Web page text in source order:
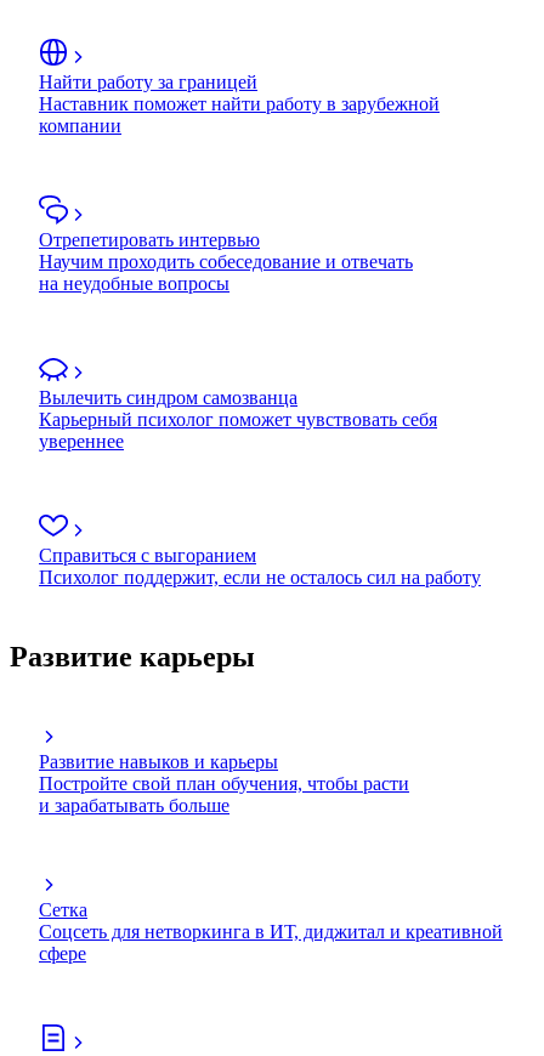
Найти работу за границей
Наставник поможет найти работу в зарубежной
компании
Отрепетировать интервью
Научим проходить собеседование и отвечать
на неудобные вопросы
Вылечить синдром самозванца
Карьерный психолог поможет чувствовать себя
увереннее
Справиться с выгоранием
Психолог поддержит, если не осталось сил на работу
Развитие карьеры
Развитие навыков и карьеры
Постройте свой план обучения, чтобы расти
и зарабатывать больше
Сетка
Соцсеть для нетворкинга в ИТ, диджитал и креативной
сфере